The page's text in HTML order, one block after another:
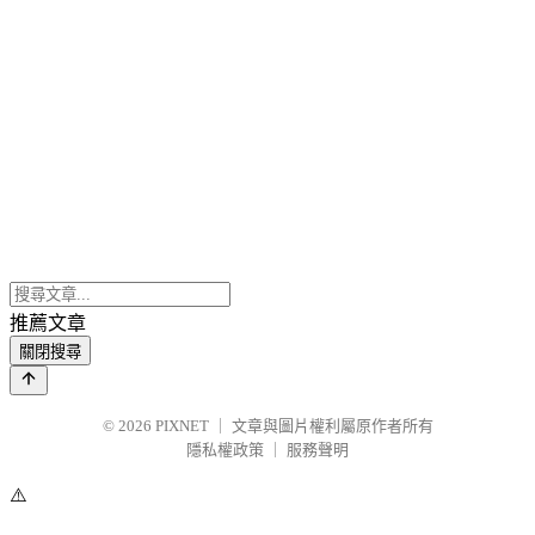
推薦文章
關閉搜尋
© 2026 PIXNET
文章與圖片權利屬原作者所有
隱私權政策
服務聲明
⚠️